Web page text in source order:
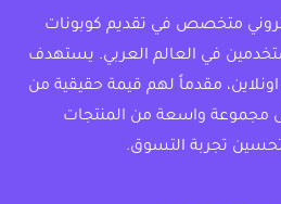
متخصص في تقديم كوبونات
في العالم العربي. يستهدف
مقدماً لهم قيمة حقيقية من
مجموعة واسعة من المنتجات
تجربة التسوق.